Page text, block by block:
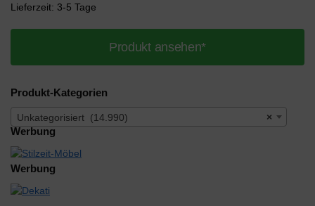
Lieferzeit: 3-5 Tage
Produkt ansehen*
Produkt-Kategorien
×
Unkategorisiert (14.990)
Werbung
Werbung